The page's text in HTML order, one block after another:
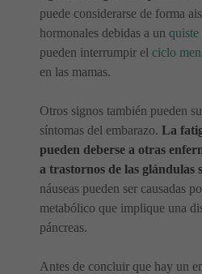
puede considerarse de forma
hormonales debidas a un
pueden interrumpir el ciclo
en las mamas.
Otros signos también pueden
síntomas del embarazo. La
pueden deberse a otras
a trastornos de las glándulas
náuseas pueden ser causadas
metabólico que implique una
páncreas.
Antes de concluir que hay un